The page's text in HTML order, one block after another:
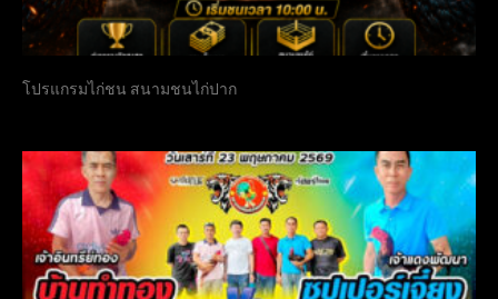
โปรแกรมไก่ชน สนามชนไก่ปาก